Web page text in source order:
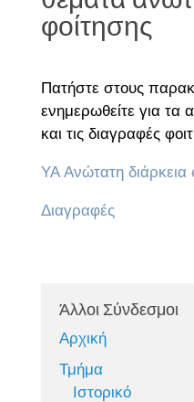
φοίτησης
Πατήστε στους
ενημερωθείτε για τα
και τις διαγραφές
YA Ανώτατη διάρκεια
Διαγραφές
Άλλοι Σύνδεσμοι
Αρχική
Τμήμα
Ιστορικό